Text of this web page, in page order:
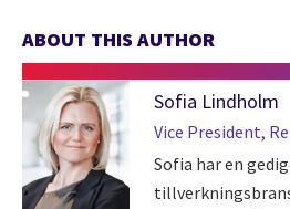
ABOUT THIS AUTHOR
Sofia Lindholm
Vice President,
Sofia har en